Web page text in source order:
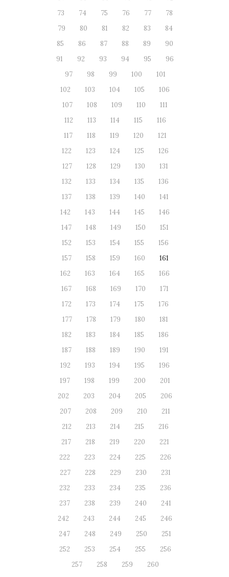
73
74 75 76 77
78
79
80 81 82 83
84
85
86 87 88 89
90
91
92 93 94 95
96
97
98 99 100
101
102
103 104 105
106
107
108 109 110
111
112
113 114 115
116
117
118 119 120
121
122
123 124 125
126
127
128 129 130
131
132
133 134 135
136
137
138 139 140
141
142
143 144 145
146
147
148 149 150
151
152
153 154 155
156
157
158 159 160
161
162
163 164 165
166
167
168 169 170
171
172
173 174 175
176
177
178 179 180
181
182
183 184 185
186
187
188 189 190
191
192
193 194 195
196
197
198 199 200
201
202
203 204 205
206
207
208 209 210
211
212
213 214 215
216
217
218 219 220
221
222
223 224 225
226
227
228 229 230
231
232
233 234 235
236
237
238 239 240
241
242
243 244 245
246
247
248 249 250
251
252
253 254 255
256
257
258 259 260